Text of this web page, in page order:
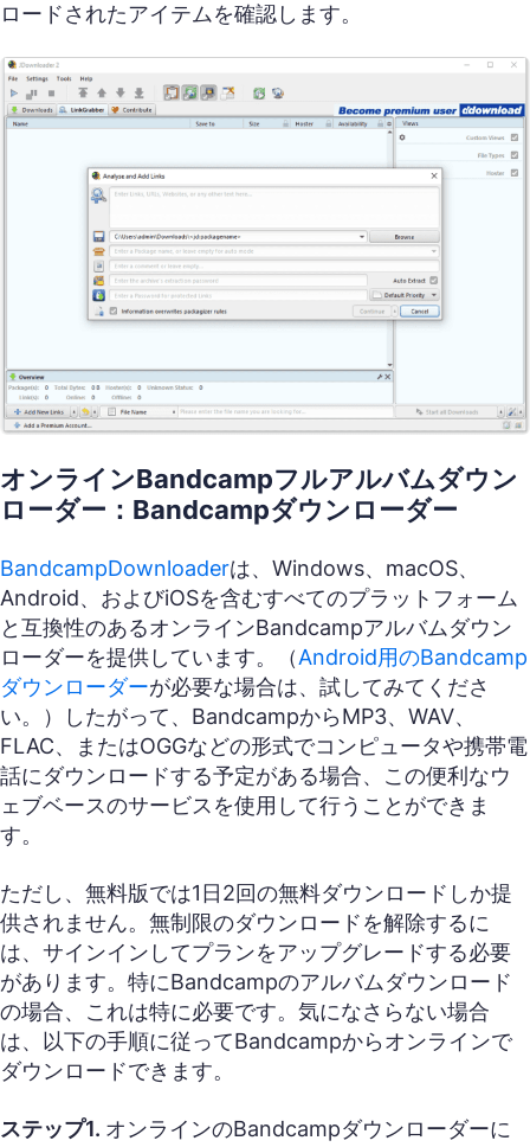
ロードされたアイテムを確認します。
オンラインBandcampフルアルバムダウン
ローダー：Bandcampダウンローダー
BandcampDownloaderは、Windows、macOS、
Android、およびiOSを含むすべてのプラットフォーム
と互換性のあるオンラインBandcampアルバムダウン
ローダーを提供しています。（Android用のBandcamp
ダウンローダーが必要な場合は、試してみてくださ
い。）したがって、BandcampからMP3、WAV、
FLAC、またはOGGなどの形式でコンピュータや携帯電
話にダウンロードする予定がある場合、この便利なウ
ェブベースのサービスを使用して行うことができま
す。
ただし、無料版では1日2回の無料ダウンロードしか提
供されません。無制限のダウンロードを解除するに
は、サインインしてプランをアップグレードする必要
があります。特にBandcampのアルバムダウンロード
の場合、これは特に必要です。気になさらない場合
は、以下の手順に従ってBandcampからオンラインで
ダウンロードできます。
ステップ1. オンラインのBandcampダウンローダーに